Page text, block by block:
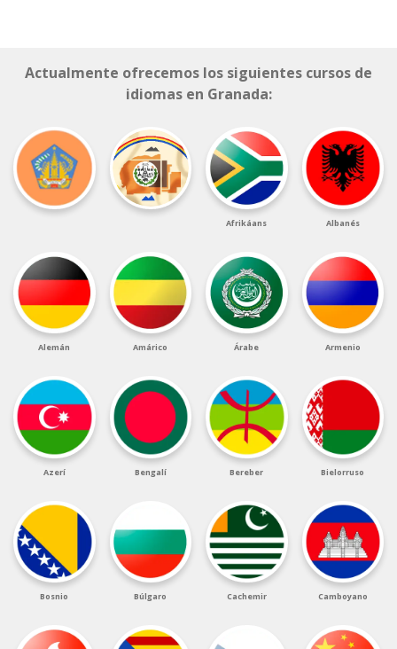
Actualmente ofrecemos los siguientes cursos de
idiomas en Granada:
Afrikáans Albanés
Alemán Amárico Árabe Armenio
Azerí Bengalí Bereber Bielorruso
Bosnio Búlgaro Cachemir Camboyano